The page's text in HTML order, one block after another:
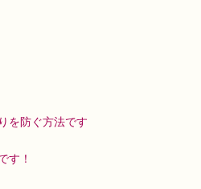
を防ぐ方法です
す！